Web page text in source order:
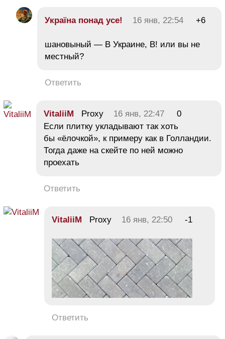
Україна понад усe! 16 янв, 22:54 +6
шановыный — В Украине, В! или вы не
местный?
Ответить
VitaliiM Proxy 16 янв, 22:47
0
Если плитку укладывают так хоть
бы «ёлочкой», к примеру как в Голландии.
Тогда даже на скейте по ней можно
проехать
Ответить
VitaliiM Proxy 16 янв, 22:50 -1
Ответить